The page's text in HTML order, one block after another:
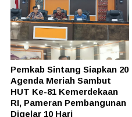
Pemkab Sintang Siapkan 20
Agenda Meriah Sambut
HUT Ke-81 Kemerdekaan
RI, Pameran Pembangunan
Digelar 10 Hari